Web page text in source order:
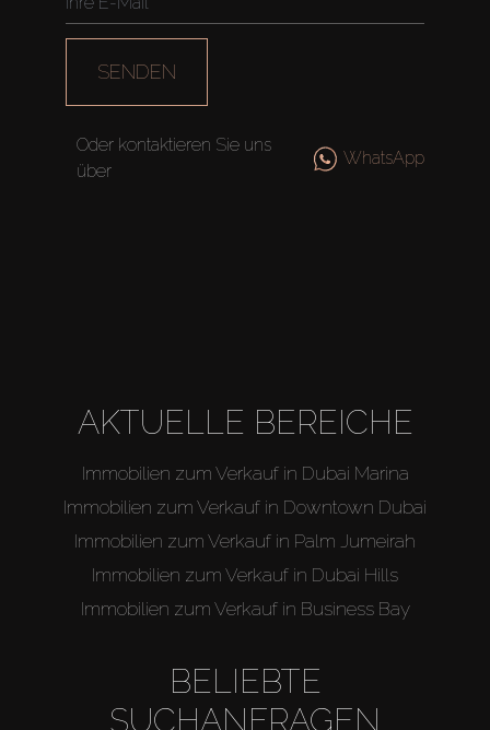
SENDEN
Oder kontaktieren Sie uns
über
WhatsApp
AKTUELLE BEREICHE
Immobilien zum Verkauf in Dubai Marina
Immobilien zum Verkauf in Downtown Dubai
Immobilien zum Verkauf in Palm Jumeirah
Immobilien zum Verkauf in Dubai Hills
Immobilien zum Verkauf in Business Bay
BELIEBTE
SUCHANFRAGEN